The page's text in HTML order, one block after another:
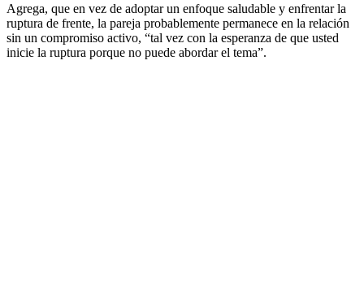
Agrega, que en vez de adoptar un enfoque saludable y enfrentar la
ruptura de frente, la pareja probablemente permanece en la relación
sin un compromiso activo, “tal vez con la esperanza de que usted
inicie la ruptura porque no puede abordar el tema”.